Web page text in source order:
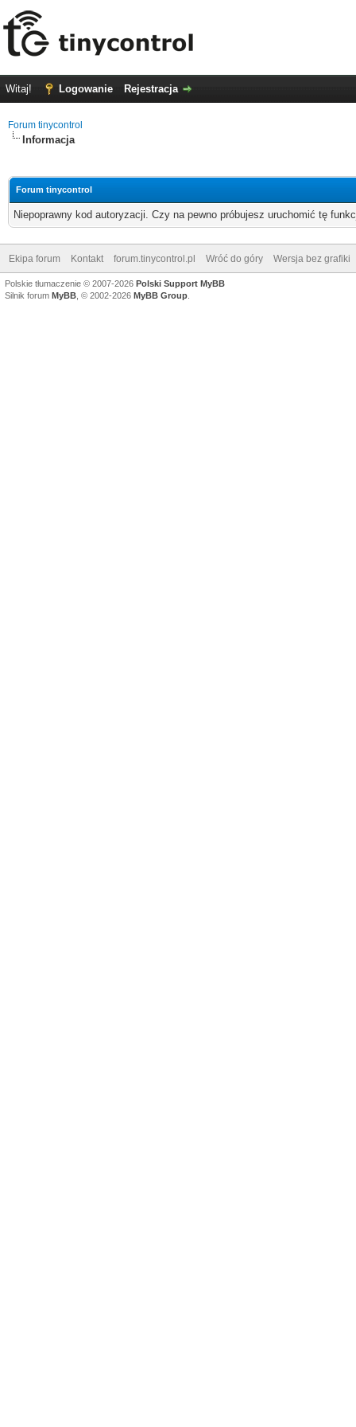
Witaj! Logowanie Rejestracja
Forum tinycontrol
Informacja
Forum tinycontrol
Niepoprawny kod autoryzacji. Czy na pewno próbujesz uruchomić tę
Ekipa forum Kontakt forum.tinycontrol.pl Wróć do góry Wersja bez grafiki
Polskie tłumaczenie © 2007-2026 Polski Support MyBB
Silnik forum MyBB , © 2002-2026 MyBB Group